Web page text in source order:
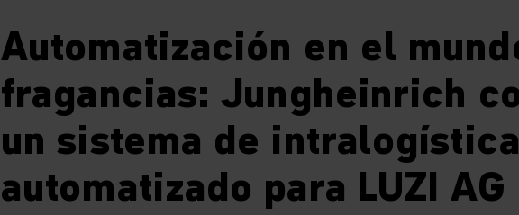
Automatización en el
fragancias: Jungheinrich
un sistema de intralogística
automatizado para LUZI AG